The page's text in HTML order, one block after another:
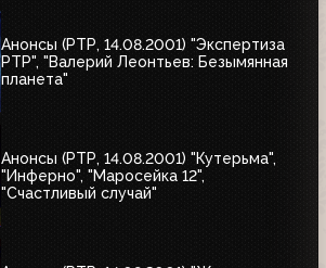
Анонсы (РТР, 14.08.2001) "Экспертиза
РТР", "Валерий Леонтьев: Безымянная
планета"
Анонсы (РТР, 14.08.2001) "Кутерьма",
"Инферно", "Маросейка 12",
"Счастливый случай"